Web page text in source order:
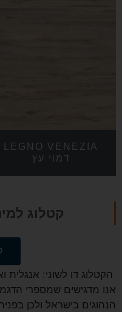
LEGNO VENEZIA
דמוי עץ
קטלוג
הקטלוג דו לשוני: אנגלית
אנו מדגישים שמספרי
הנהוגים בישראל ולכן